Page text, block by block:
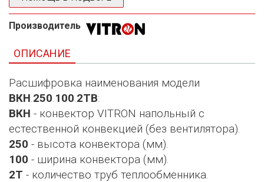
Производитель
ОПИСАНИЕ
Расшифровка наименования модели
ВКН.250.100.2ТВ:
ВКН - конвектор VITRON напольный с
естественной конвекцией (без вентилятора).
250 - высота конвектора (мм).
100 - ширина конвектора (мм).
2Т - количество труб теплообменника.